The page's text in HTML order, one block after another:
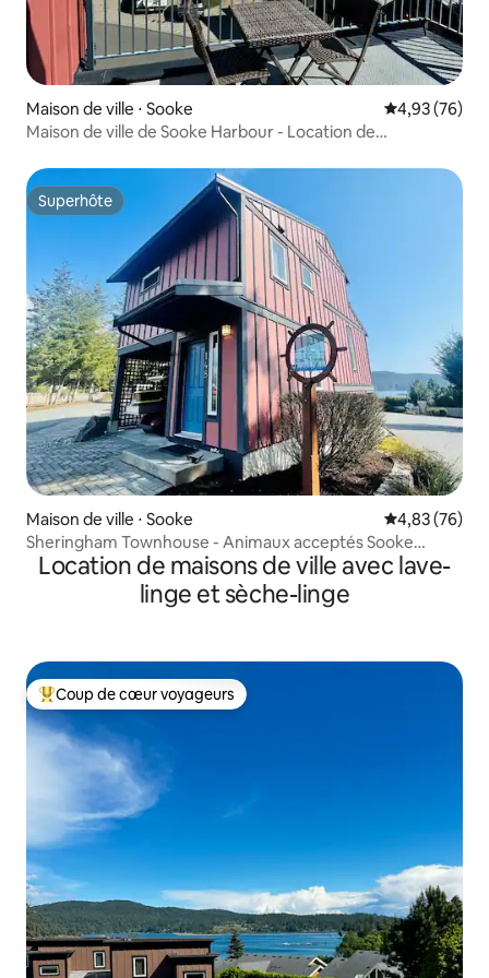
Maison de ville ⋅ Sooke Évaluation
4,93 (76)
Maison de ville de Sooke Harbour - Location de
Superhôte
Superhôte
Maison de ville ⋅ Sooke Évaluation
4,83 (76)
Sheringham Townhouse - Animaux acceptés Sooke
Rental
Location de maisons de ville avec lave-
linge et sèche-linge
Coups de cœur voyageurs les plus appréciés
Coup de cœur voyageurs